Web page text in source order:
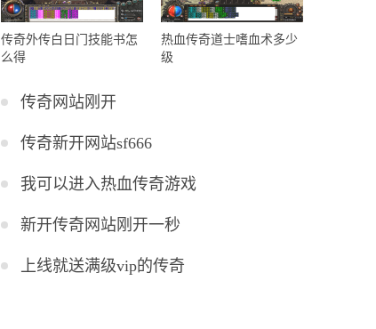
传奇外传白日门技能书怎
么得
热血传奇道士嗜血术多少
级
传奇网站刚开
传奇新开网站sf666
我可以进入热血传奇游戏
新开传奇网站刚开一秒
上线就送满级vip的传奇